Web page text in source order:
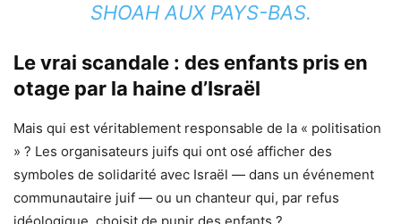
SHOAH AUX PAYS-BAS.
Le vrai scandale : des enfants pris en
otage par la haine d’Israël
Mais qui est véritablement responsable de la « politisation
» ? Les organisateurs juifs qui ont osé afficher des
symboles de solidarité avec Israël — dans un événement
communautaire juif — ou un chanteur qui, par refus